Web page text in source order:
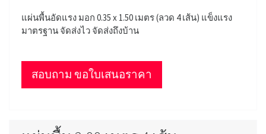
แผ่นพื้นอัดแรง มอก 0.35 x 1.50 เมตร (ลวด 4 เส้น) แข็งแรง
มาตรฐาน จัดส่งไว จัดส่งถึงบ้าน
สอบถาม ขอใบเสนอราคา